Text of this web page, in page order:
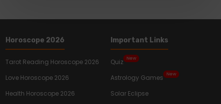
Horoscope 2026
Tarot Reading Horoscope 2026
Love Horoscope 2026
Health Horoscope 2026
Important Links
Quiz New
Astrology Games New
Solar Eclipse